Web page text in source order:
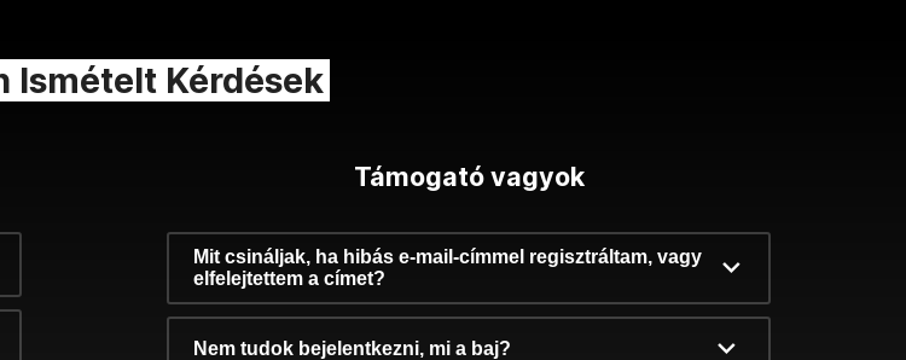
Ismételt Kérdések
Támogató vagyok
Mit csináljak, ha hibás e-mail-címmel regisztráltam, vagy
elfelejtettem a címet?
Nem tudok bejelentkezni, mi a baj?